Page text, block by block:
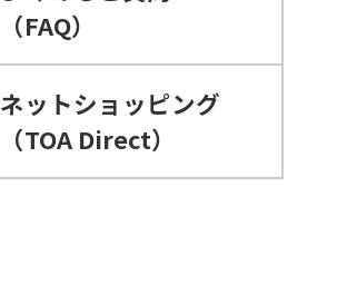
（FAQ）
ネットショッピング
（TOA Direct）